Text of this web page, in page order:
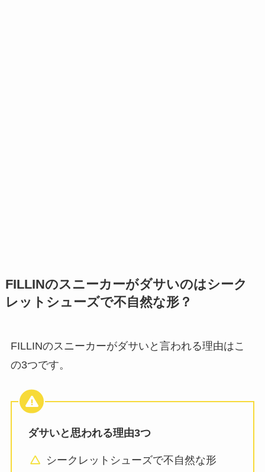
FILLINのスニーカーがダサいのはシーク
レットシューズで不自然な形？
FILLINのスニーカーがダサいと言われる理由はこ
の3つです。
ダサいと思われる理由3つ
シークレットシューズで不自然な形